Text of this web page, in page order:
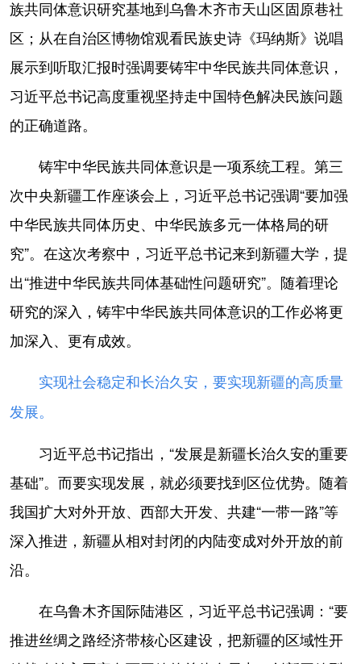
族共同体意识研究基地到乌鲁木齐市天山区固原巷社
区；从在自治区博物馆观看民族史诗《玛纳斯》说唱
展示到听取汇报时强调要铸牢中华民族共同体意识，
习近平总书记高度重视坚持走中国特色解决民族问题
的正确道路。
铸牢中华民族共同体意识是一项系统工程。第三
次中央新疆工作座谈会上，习近平总书记强调“要加强
中华民族共同体历史、中华民族多元一体格局的研
究”。在这次考察中，习近平总书记来到新疆大学，提
出“推进中华民族共同体基础性问题研究”。随着理论
研究的深入，铸牢中华民族共同体意识的工作必将更
加深入、更有成效。
实现社会稳定和长治久安，要实现新疆的高质量
发展。
习近平总书记指出，“发展是新疆长治久安的重要
基础”。而要实现发展，就必须要找到区位优势。随着
我国扩大对外开放、西部大开发、共建“一带一路”等
深入推进，新疆从相对封闭的内陆变成对外开放的前
沿。
在乌鲁木齐国际陆港区，习近平总书记强调：“要
推进丝绸之路经济带核心区建设，把新疆的区域性开